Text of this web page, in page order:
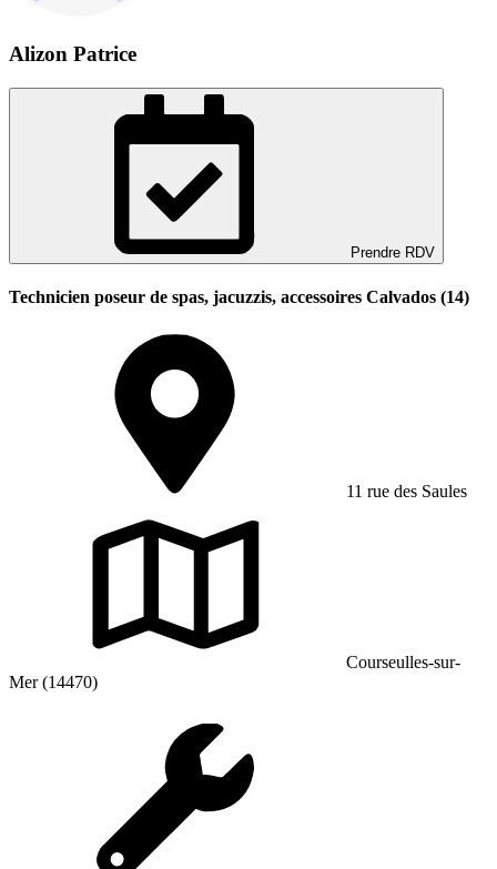
Alizon Patrice
Prendre RDV
Technicien poseur de spas, jacuzzis, accessoires Calvados (14)
11 rue des Saules
Courseulles-sur-
Mer (14470)